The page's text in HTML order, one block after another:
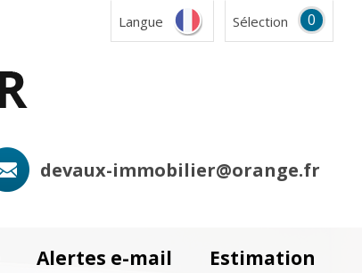
Langue Sélection 0
devaux-immobilier@orange.fr
Alertes e-mail Estimation